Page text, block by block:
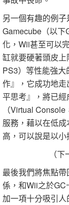
另一個有趣的例
Gamecube（以下
化，Wii甚至可以
缸就要硬著頭皮
PS3）等性能強
作』，它成功地
平思考』，將已
（Virtual
服務，藉以在低
高，可以說是以小
（
最後我們將焦點
係，和Wii之於GC
加一項十分吸引